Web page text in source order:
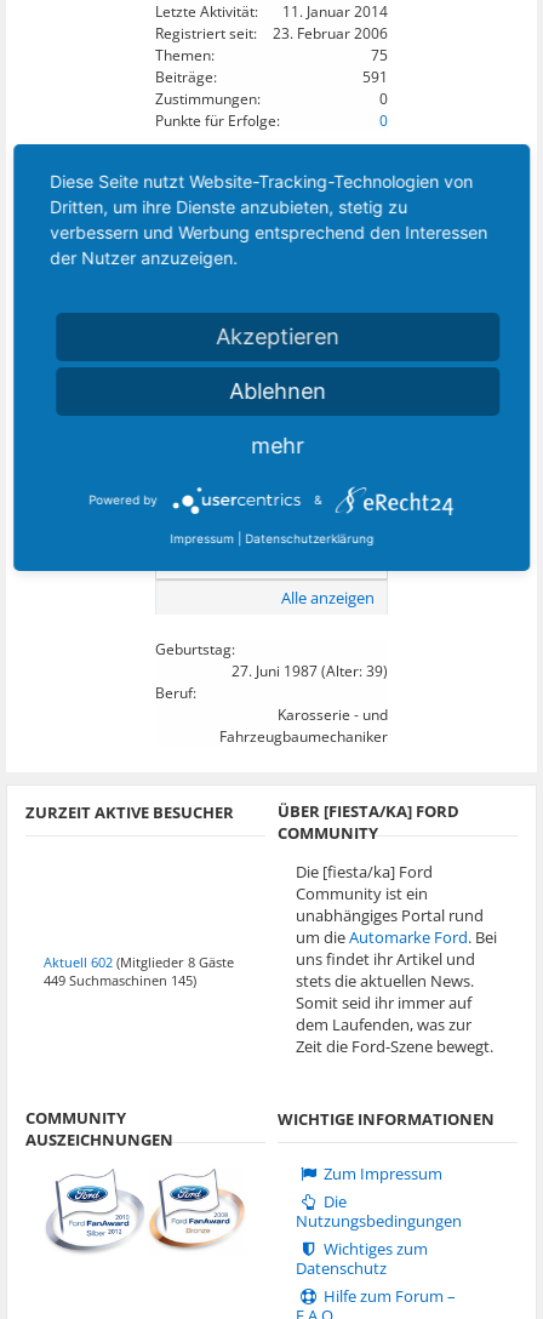
Letzte Aktivität:
11. Januar 2014
Registriert seit:
23. Februar 2006
Themen:
75
Beiträge:
591
Zustimmungen:
0
Punkte für Erfolge:
0
DIESES MITGLIED FOLGT: 10
Alle anzeigen
DIESEM MITGLIED FOLGEN: 9
Alle anzeigen
Geburtstag:
27. Juni 1987(Alter: 39)
Beruf:
Karosserie - und
Fahrzeugbaumechaniker
ZURZEIT AKTIVE BESUCHER
Aktuell 602 (Mitglieder 8 Gäste
449 Suchmaschinen 145)
ÜBER [FIESTA/KA] FORD
COMMUNITY
Die [fiesta/ka] Ford
Community ist ein
unabhängiges Portal rund
um dieAutomarke Ford. Bei
uns findet ihr Artikel und
stets die aktuellen News.
Somit seid ihr immer auf
dem Laufenden, was zur
Zeit die Ford-Szene bewegt.
COMMUNITY
AUSZEICHNUNGEN
WICHTIGE INFORMATIONEN
Zum Impressum
Die
Nutzungsbedingungen
Wichtiges zum
Datenschutz
Hilfe zum Forum –
Diese Seite nutzt Website-Tracking-Technologien von
Dritten, um ihre Dienste anzubieten, stetig zu
verbessern und Werbung entsprechend den Interessen
der Nutzer anzuzeigen.
Akzeptieren
Ablehnen
mehr
Powered by &
Impressum Datenschutzerklärung